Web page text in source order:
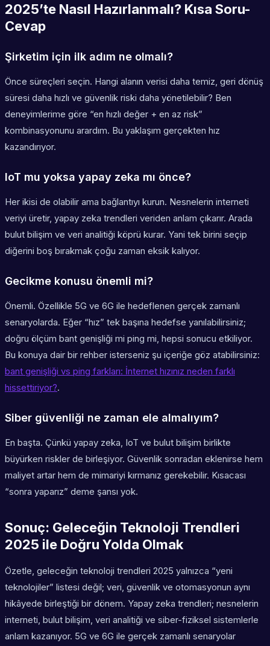
2025’te Nasıl Hazırlanmalı? Kısa Soru-
Cevap
Şirketim için ilk adım ne olmalı?
Önce süreçleri seçin. Hangi alanın verisi daha temiz, geri dönüş
süresi daha hızlı ve güvenlik riski daha yönetilebilir? Ben
deneyimlerime göre “en hızlı değer + en az risk”
kombinasyonunu arardım. Bu yaklaşım gerçekten hız
kazandırıyor.
IoT mu yoksa yapay zeka mı önce?
Her ikisi de olabilir ama bağlantıyı kurun. Nesnelerin interneti
veriyi üretir, yapay zeka trendleri veriden anlam çıkarır. Arada
bulut bilişim ve veri analitiği köprü kurar. Yani tek birini seçip
diğerini boş bırakmak çoğu zaman eksik kalıyor.
Gecikme konusu önemli mi?
Önemli. Özellikle 5G ve 6G ile hedeflenen gerçek zamanlı
senaryolarda. Eğer “hız” tek başına hedefse yanılabilirsiniz;
doğru ölçüm bant genişliği mi ping mi, hepsi sonucu etkiliyor.
Bu konuya dair bir rehber isterseniz şu içeriğe göz atabilirsiniz:
bant genişliği vs ping farkları: İnternet hızınız neden farklı
hissettiriyor?.
Siber güvenliği ne zaman ele almalıyım?
En başta. Çünkü yapay zeka, IoT ve bulut bilişim birlikte
büyürken riskler de birleşiyor. Güvenlik sonradan eklenirse hem
maliyet artar hem de mimariyi kırmanız gerekebilir. Kısacası
“sonra yaparız” deme şansı yok.
Sonuç: Geleceğin Teknoloji Trendleri
2025 ile Doğru Yolda Olmak
Özetle, geleceğin teknoloji trendleri 2025 yalnızca “yeni
teknolojiler” listesi değil; veri, güvenlik ve otomasyonun aynı
hikâyede birleştiği bir dönem. Yapay zeka trendleri; nesnelerin
interneti, bulut bilişim, veri analitiği ve siber-fiziksel sistemlerle
anlam kazanıyor. 5G ve 6G ile gerçek zamanlı senaryolar